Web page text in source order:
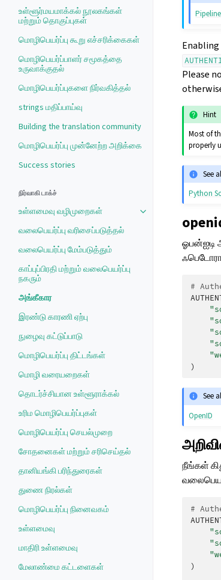
உள்ளூர்மயமாக்கல் நூலகங்கள்
மற்றும் தொகுப்புகள்
மொழிபெயர்ப்பு கூறு எச்சரிக்கைகள்
மொழிபெயர்ப்பாளர் சமூகத்தை
உருவாக்குதல்
மொழிபெயர்ப்புகளை நிர்வகித்தல்
strings மதிப்பாய்வு
Building the translation community
மொழிபெயர்ப்பு முன்னேற்ற அறிக்கை
Success stories
நிர்வாகி டாக்ச்
உள்ளமைவு வழிமுறைகள்
வலைபெயர்ப்பு வரிசைப்படுத்தல்
வலைபெயர்ப்பு மேம்படுத்தும்
காப்புப்பிரதி மற்றும் வலைபெயர்ப்பு
நகரும்
அங்கீகார
இரண்டு காரணி ஏற்பு
நுழைவு கட்டுப்பாடு
மொழிபெயர்ப்பு திட்டங்கள்
மொழி வரையறைகள்
தொடர்ச்சியான உள்ளூராக்கல்
உரிம மொழிபெயர்ப்புகள்
மொழிபெயர்ப்பு செயல்முறை
சோதனைகள் மற்றும் சரிசெய்தல்
தானியங்கி பரிந்துரைகள்
துணை நிரல்கள்
மொழிபெயர்ப்பு நினைவகம்
உள்ளமைவு
மாதிரி உள்ளமைவு
மேலாண்மை கட்டளைகள்
Pipeline
Please
Hint
Most of
properly
See
Python
ஓபன்ஐடி
#
)
See
OpenID
நீங்கள்
#
)